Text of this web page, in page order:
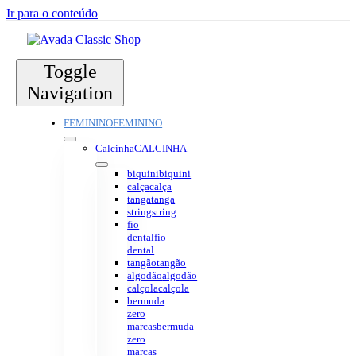
Ir para o conteúdo
Toggle
Navigation
FEMININOFEMININO
CalcinhaCALCINHA
biquinibiquini
calçacalça
tangatanga
stringstring
fio
dentalfio
dental
tangãotangão
algodãoalgodão
calçolacalçola
bermuda
zero
marcasbermuda
zero
marcas